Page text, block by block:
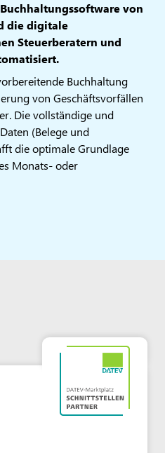
von
die digitale
Steuerberatern und
Buchhaltung
von Geschäftsvorfällen
Die vollständige und
(Belege und
die optimale Grundlage
Monats- oder